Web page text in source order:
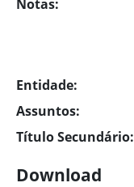
Notas:
Entidade:
Assuntos:
Título Secundário:
Download